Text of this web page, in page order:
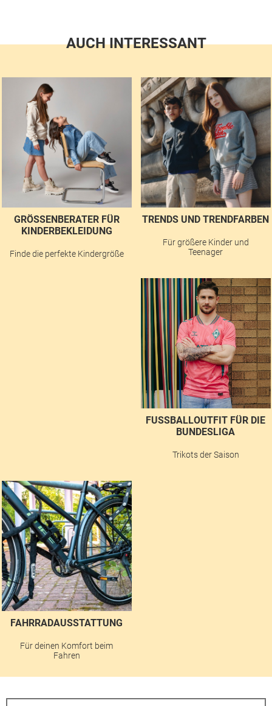
AUCH INTERESSANT
GRÖSSENBERATER FÜR K
INDERBEKLEIDUNG
Finde die perfekte Kindergröße
TRENDS UND TRENDFARBEN
Für größere Kinder und
Teenager
FUSSBALLOUTFIT FÜR DIE B
UNDESLIGA
Trikots der Saison
FAHRRADAUSSTATTUNG
Für deinen Komfort beim
Fahren